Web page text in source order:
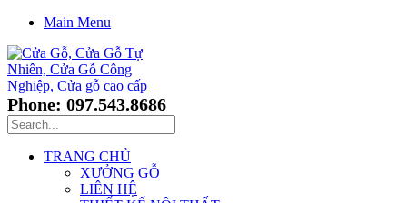
Main Menu
Phone: 097.543.8686
TRANG CHỦ
XƯỞNG GỖ
LIÊN HỆ